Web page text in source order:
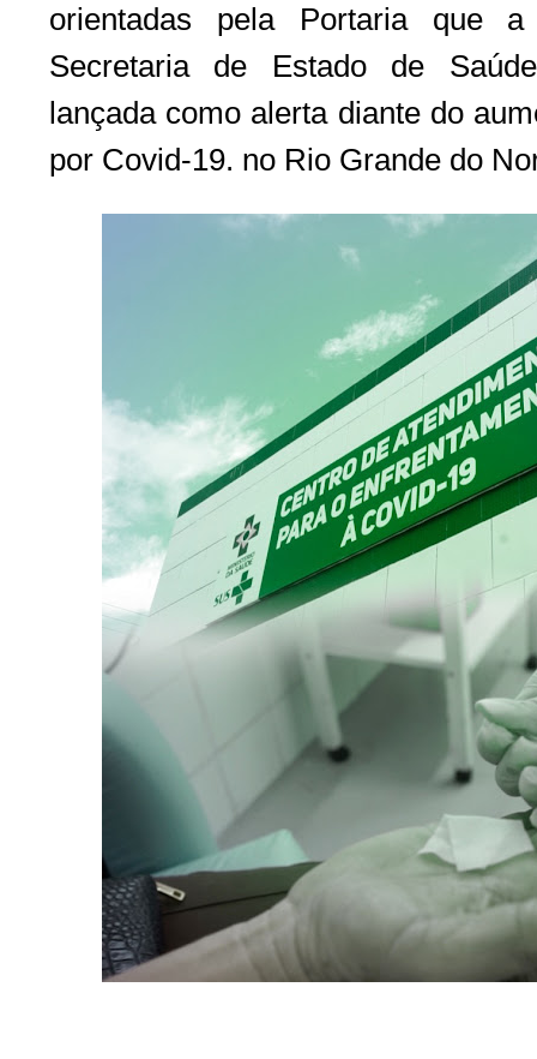
orientadas pela Portaria que
Secretaria de Estado de
lançada como alerta diante do
por Covid-19. no Rio Grande do